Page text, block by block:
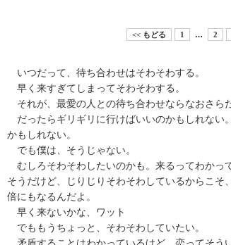
<< もどる 1 … 2
いつだって、待ち合わせはそわそわする。
早く来すぎてしまってそわそわする。
それが、最愛の人との待ち合わせならなおさら
だったらギリギリに行けばいいのかもしれない
かもしれない。
でも僕は、そうじゃない。
むしろそわそわしたいのかも。来るってわかっ
そうだけど、じりじりそわそわしているからこ
倍にもなるんだよ。
早く来ないかな、ワット
でももうちょっと、そわそわしていたい。